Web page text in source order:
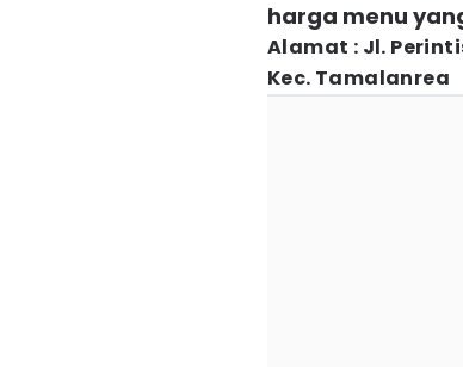
harga menu
Alamat : Jl.
Kec. Tamalanrea